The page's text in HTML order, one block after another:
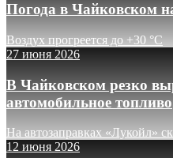
Погода в Чайковском
Воздух прогреется до +30 °C
27 июня 2026
В Чайковском резко
автомобильное топливо
На автозаправках «Лукойл»
12 июня 2026